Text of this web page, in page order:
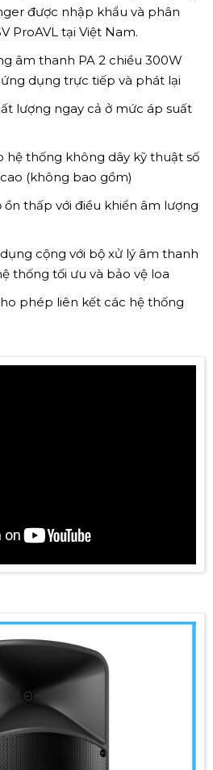
được nhập khẩu và phân
ProAVL tại Việt Nam.
âm thanh PA 2 chiều 300W
dụng trực tiếp và phát lại
lượng ngay cả ở mức áp suất
hệ thống không dây kỹ thuật số
(không bao gồm)
thấp với điều khiển âm lượng
cộng với bộ xử lý âm thanh
thống tối ưu và bảo vệ loa
phép liên kết các hệ thống